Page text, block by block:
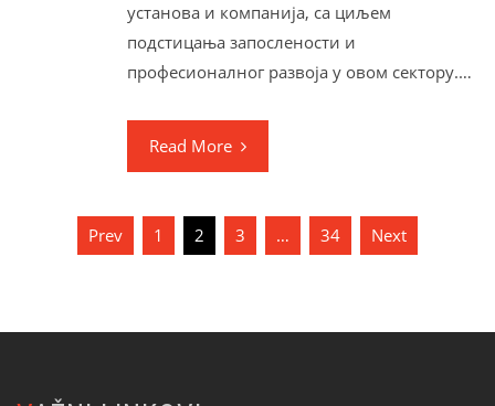
установа и компанија, са циљем
подстицања запослености и
професионалног развоја у овом сектору.…
Read More
Paginacija
članaka
Prev 1 2 3 … 34 Next